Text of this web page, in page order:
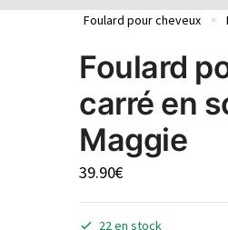
Foulard pour cheveux
»
Foulard
carré en
Maggie
39.90€
22 en stock